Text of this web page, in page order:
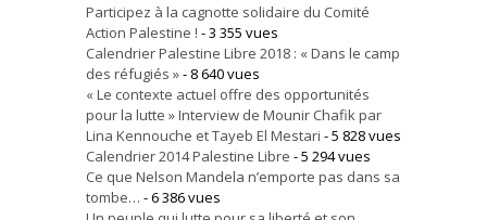
Participez à la cagnotte solidaire du Comité
Action Palestine ! - 3 355 vues
Calendrier Palestine Libre 2018 : « Dans le camp
des réfugiés »- 8 640 vues
« Le contexte actuel offre des opportunités
pour la lutte » Interview de Mounir Chafik par
Lina Kennouche et Tayeb El Mestari - 5 828 vues
Calendrier 2014 Palestine Libre - 5 294 vues
Ce que Nelson Mandela n’emporte pas dans sa
tombe… - 6 386 vues